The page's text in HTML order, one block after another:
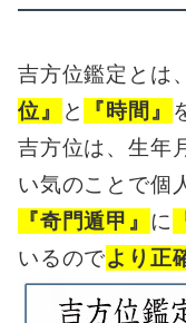
吉方位鑑定とは
位』
と 『時間』
吉方位は、生年
い気のことで個
『奇門遁甲』 に
いるのでより正